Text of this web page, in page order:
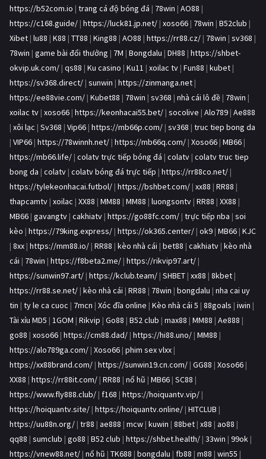
https://b52com.io | trang cá độ bóng đá | 78win | AO88 |
https://c168.guide/ | https://luck81.jp.net/ | xoso66 | 78win | B52club |
Xibet | lu88 | K88 | TT88 | King88 | AO88 | https://rr88.cz/ | 78win | sv368 |
78win | game bài đổi thưởng | 7M | Bongdalu | DH88 | https://shbet-
okvip.uk.com/ | qs88 | Ku casino | Ku11 | xoilac tv | Fun88 | kubet |
https://sv368.direct/ | sunwin | https://zinmanga.net |
https://ee88vie.com/ | Kubet88 | 78win | sv368 | nhà cái lô đề | 78win |
xoilac tv | xoso66 | https://keonhacai55.bet/ | socolive | Alo789 | Ae888
| xôi lạc | Sv368 | Vip66 | https://mb66p.com/ | sv368 | truc tiep bong da
| VIP66 | https://78winnh.net/ | https://mb66q.com/ | Xoso66 | MB66 |
https://mb66.life/ | colatv trực tiếp bóng đá | colatv | colatv truc tiep
bong da | colatv | colatv bóng đá trực tiếp | https://rr88co.net/ |
https://tylekeonhacai.futbol/ | https://bshbet.com/ | xx88 | RR88 |
thapcamtv | xoilac | XX88 | MM88 | MM88 | luongsontv | RR88 | XX88 |
MB66 | gavangtv | cakhiatv | https://go88fc.com/ | trực tiếp nba | soi
kèo | https://79king.express/ | https://ok365.center/ | ok9 | MB66 | KJC
| 8xx | https://mm88.io/ | RR88 | kèo nhà cái | bet88 | cakhiatv | kèo nhà
cái | 78win | https://f8beta2.me/ | https://rikvip97.art/ |
https://sunwin97.art/ | https://kclub.team/ | SHBET | xx88 | 8kbet |
https://rr88.se.net/ | kèo nhà cái | RR88 | 78win | bongdalu | nha cai uy
tin | ty le ca cuoc | 7mcn | Xóc đĩa online | Kèo nhà cái 5 | 88goals | iwin |
Tài xỉu MD5 | 1GOM | Rikvip | Go88 | B52 club | max88 | MM88 | Ae888 |
go88 | xoso66 | https://cm88.dad/ | https://hi88.uno/ | MM88 |
https://alo789ga.com/ | Xoso66 | phim sex vlxx |
https://xx88brand.com/ | https://sunwin19.cn.com/ | GG88 | Xoso66 |
XX88 | https://rr88it.com/ | RR88 | nổ hũ | MB66 | SC88 |
https://www.fly888.club/ | f168 | https://hoiquantv.vip/ |
https://hoiquantv.site/ | https://hoiquantv.online/ | HITCLUB |
https://uu88n.org/ | tr88 | ae888 | mcw | kuwin | 88bet | x88 | ao88 |
qq88 | sumclub | go88 | B52 club | https://shbet.health/ | 33win | 99ok |
https://vnew88.net/ | nổ hũ | TK688 | bongdalu | fb88 | m88 | win55 |